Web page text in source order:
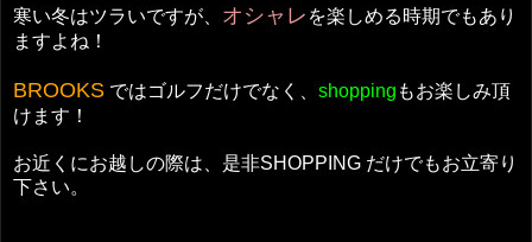
寒い冬はツラいですが、 オシャレ を楽しめる時期でもあり
ますよね！
BROOKS ではゴルフだけでなく、 shopping もお楽しみ頂
けます！
お近くにお越しの際は、是非SHOPPING だけでもお立寄り
下さい。